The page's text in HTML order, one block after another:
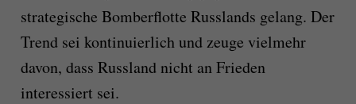
strategische Bomberflotte Russlands gelang. Der
Trend sei kontinuierlich und zeuge vielmehr
davon, dass Russland nicht an Frieden
interessiert sei.